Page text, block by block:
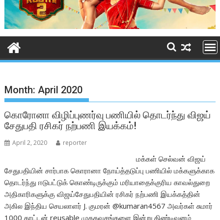
Month:April 2020
கொரோனா விழிப்புணர்வு பணியில் தொடர்ந்து விஜய்
சேதுபதி ரசிகர் நற்பணி இயக்கம்!
April 2, 2020 reporter
மக்கள் செல்வன் விஜய்
சேதுபதியின் சார்பாக கொரானா நோய்த்தடுப்பு பணியில் மக்களுக்காக
தொடர்ந்து ஈடுபட்டுக் கொண்டிருக்கும் மரியாதைக்குரிய காவல்துறை
அதிகாரிகளுக்கு விஜய்சேதுபதியின் ரசிகர் நற்பணி இயக்கத்தின்
அகில இந்திய செயலாளர் J. குமரன் @kumaran4567 அவர்கள் சுமார்
1000 காட்டன் reusable முககவசங்களை இன்று திண்டிவனம்